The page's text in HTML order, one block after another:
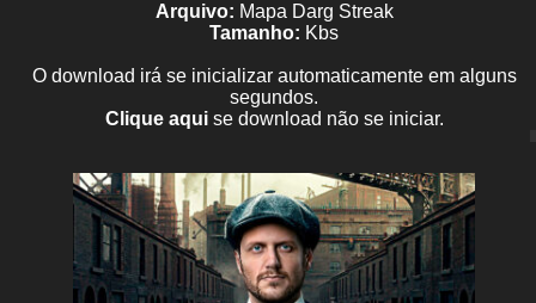
Arquivo: Mapa Darg Streak
Tamanho: Kbs
O download irá se inicializar automaticamente em alguns
segundos.
Clique aquise download não se iniciar.